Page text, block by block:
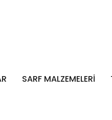
SARF MALZEMELERİ